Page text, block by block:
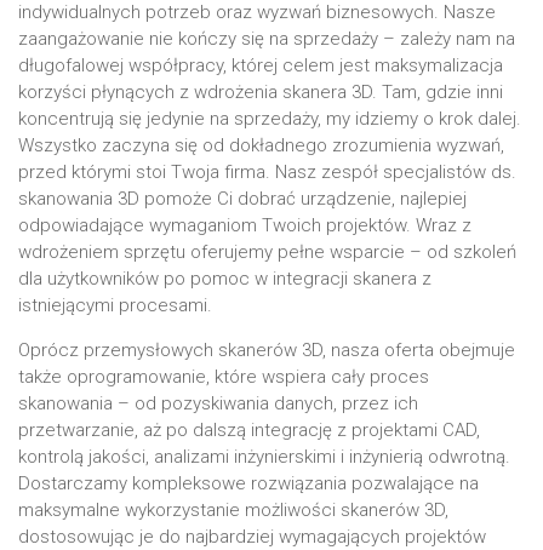
indywidualnych potrzeb oraz wyzwań biznesowych. Nasze
zaangażowanie nie kończy się na sprzedaży – zależy nam na
długofalowej współpracy, której celem jest maksymalizacja
korzyści płynących z wdrożenia skanera 3D. Tam, gdzie inni
koncentrują się jedynie na sprzedaży, my idziemy o krok dalej.
Wszystko zaczyna się od dokładnego zrozumienia wyzwań,
przed którymi stoi Twoja firma. Nasz zespół specjalistów ds.
skanowania 3D pomoże Ci dobrać urządzenie, najlepiej
odpowiadające wymaganiom Twoich projektów. Wraz z
wdrożeniem sprzętu oferujemy pełne wsparcie – od szkoleń
dla użytkowników po pomoc w integracji skanera z
istniejącymi procesami.
Oprócz przemysłowych skanerów 3D, nasza oferta obejmuje
także oprogramowanie, które wspiera cały proces
skanowania – od pozyskiwania danych, przez ich
przetwarzanie, aż po dalszą integrację z projektami CAD,
kontrolą jakości, analizami inżynierskimi i inżynierią odwrotną.
Dostarczamy kompleksowe rozwiązania pozwalające na
maksymalne wykorzystanie możliwości skanerów 3D,
dostosowując je do najbardziej wymagających projektów